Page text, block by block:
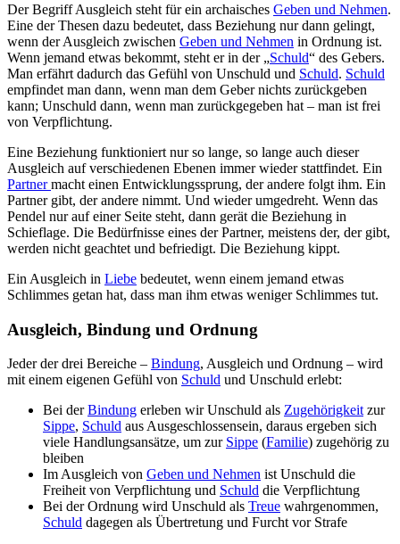
Der Begriff Ausgleich steht für ein archaisches Geben und Nehmen.
Eine der Thesen dazu bedeutet, dass Beziehung nur dann gelingt,
wenn der Ausgleich zwischen Geben und Nehmen in Ordnung ist.
Wenn jemand etwas bekommt, steht er in der „Schuld“ des Gebers.
Man erfährt dadurch das Gefühl von Unschuld und Schuld. Schuld
empfindet man dann, wenn man dem Geber nichts zurückgeben
kann; Unschuld dann, wenn man zurückgegeben hat – man ist frei
von Verpflichtung.
Eine Beziehung funktioniert nur so lange, so lange auch dieser
Ausgleich auf verschiedenen Ebenen immer wieder stattfindet. Ein
Partnermacht einen Entwicklungssprung, der andere folgt ihm. Ein
Partner gibt, der andere nimmt. Und wieder umgedreht. Wenn das
Pendel nur auf einer Seite steht, dann gerät die Beziehung in
Schieflage. Die Bedürfnisse eines der Partner, meistens der, der gibt,
werden nicht geachtet und befriedigt. Die Beziehung kippt.
Ein Ausgleich in Liebe bedeutet, wenn einem jemand etwas
Schlimmes getan hat, dass man ihm etwas weniger Schlimmes tut.
Ausgleich, Bindung und Ordnung
Jeder der drei Bereiche – Bindung, Ausgleich und Ordnung – wird
mit einem eigenen Gefühl von Schuld und Unschuld erlebt:
Bei derBindung erleben wir Unschuld als Zugehörigkeit zur
Sippe, Schuld aus Ausgeschlossensein, daraus ergeben sich
viele Handlungsansätze, um zur Sippe (Familie) zugehörig zu
bleiben
Im Ausgleich von Geben und Nehmen ist Unschuld die
Freiheit von Verpflichtung und Schuld die Verpflichtung
Bei der Ordnung wird Unschuld als Treue wahrgenommen,
Schuld dagegen als Übertretung und Furcht vor Strafe